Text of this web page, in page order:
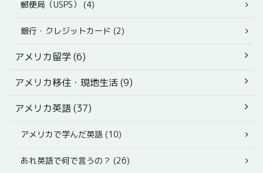
郵便局（USPS） (4)
銀行・クレジットカード (2)
アメリカ留学 (6)
アメリカ移住・現地生活 (9)
アメリカ英語 (37)
アメリカで学んだ英語 (10)
あれ英語で何で言うの？ (26)